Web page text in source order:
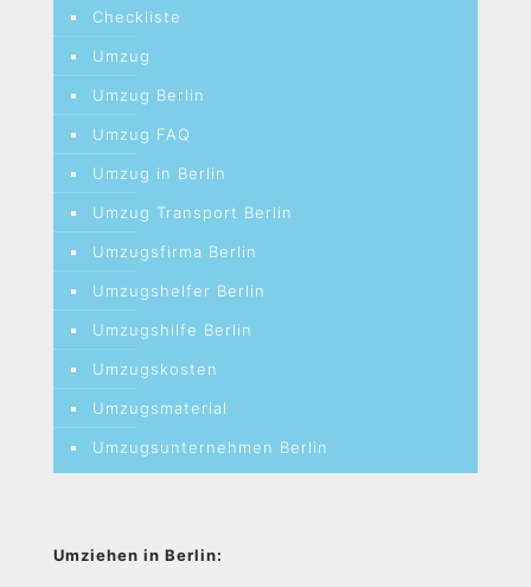
Checkliste
Umzug
Umzug Berlin
Umzug FAQ
Umzug in Berlin
Umzug Transport Berlin
Umzugsfirma Berlin
Umzugshelfer Berlin
Umzugshilfe Berlin
Umzugskosten
Umzugsmaterial
Umzugsunternehmen Berlin
Umziehen in Berlin: